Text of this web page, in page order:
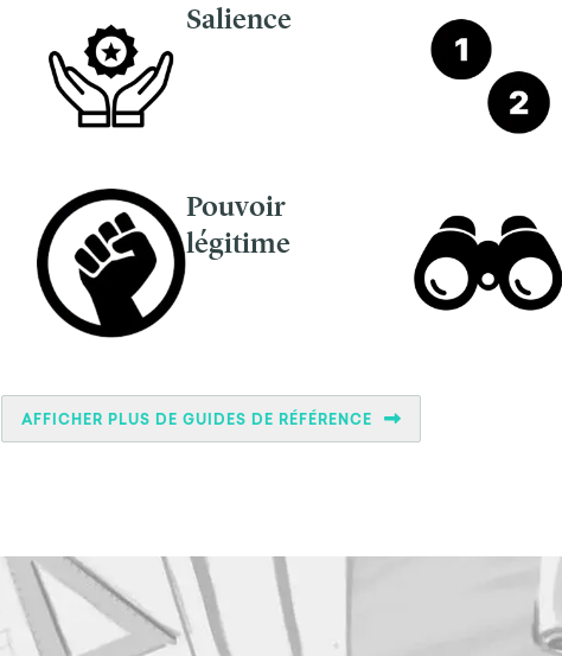
Salience
Pouvoir
légitime
AFFICHER PLUS DE GUIDES DE RÉFÉRENCE